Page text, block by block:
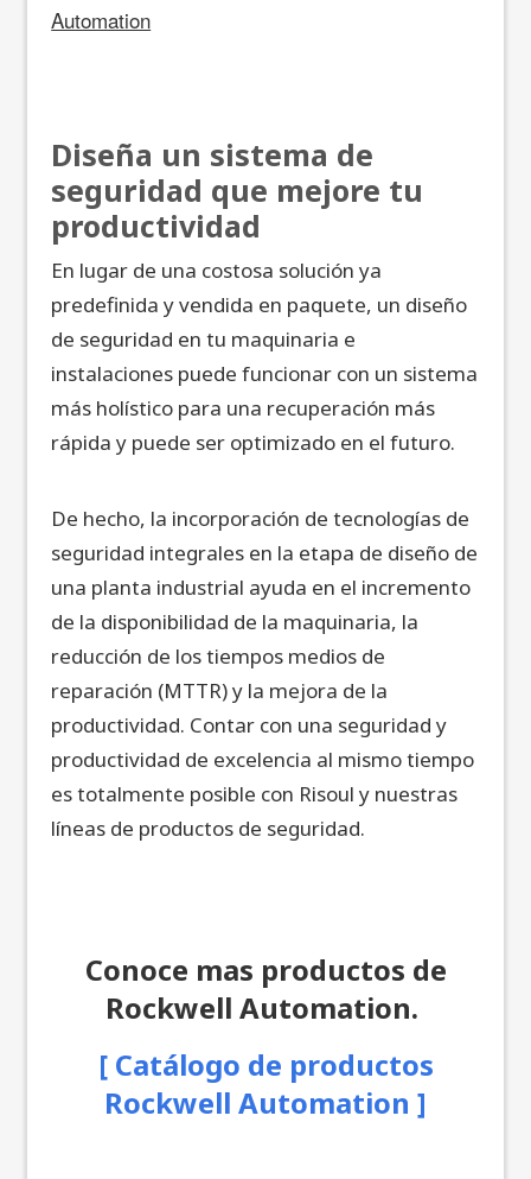
Automation
Diseña un sistema de
seguridad que mejore tu
productividad
En lugar de una costosa solución ya
predefinida y vendida en paquete, un diseño
de seguridad en tu maquinaria e
instalaciones puede funcionar con un sistema
más holístico para una recuperación más
rápida y puede ser optimizado en el futuro.
De hecho, la incorporación de tecnologías de
seguridad integrales en la etapa de diseño de
una planta industrial ayuda en el incremento
de la disponibilidad de la maquinaria, la
reducción de los tiempos medios de
reparación (MTTR) y la mejora de la
productividad. Contar con una seguridad y
productividad de excelencia al mismo tiempo
es totalmente posible con Risoul y nuestras
líneas de productos de seguridad.
Conoce mas productos de
Rockwell Automation.
[ Catálogo de productos
Rockwell Automation ]